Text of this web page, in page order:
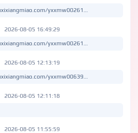
yxxmw00261...
2026-08-05 16:49:29
yxxmw00261...
2026-08-05 12:13:19
yxxmw00639...
2026-08-05 12:11:18
2026-08-05 11:55:59